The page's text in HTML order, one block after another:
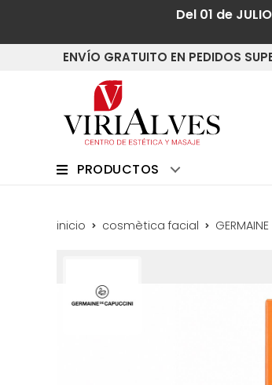
Del 01 de
ENVÍO GRATUITO EN PEDIDOS
PRODUCTOS
inicio cosmètica facial